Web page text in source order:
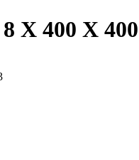
Х 400 Х 400